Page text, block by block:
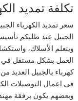
تكلفة تمديد
سعر تمديد الكهرباء
الجبيل عند طلبكم
ويتعلم الأسلاك،
العمل بشكل مستقل في
كهرباء بالجبيل العديد
في اعمال التوصيلات
وبعضهم يكون برفقة